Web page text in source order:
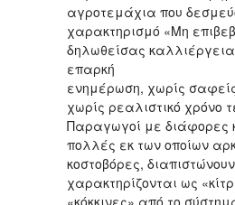
αγροτεμάχια που
χαρακτηρισμό «Μη
δηλωθείσας
επαρκή
ενημέρωση, χωρίς
χωρίς ρεαλιστικό χρόνο
Παραγωγοί με διάφορες
πολλές εκ των οποίων
κοστοβόρες,
χαρακτηρίζονται ως
«κόκκινες» από το